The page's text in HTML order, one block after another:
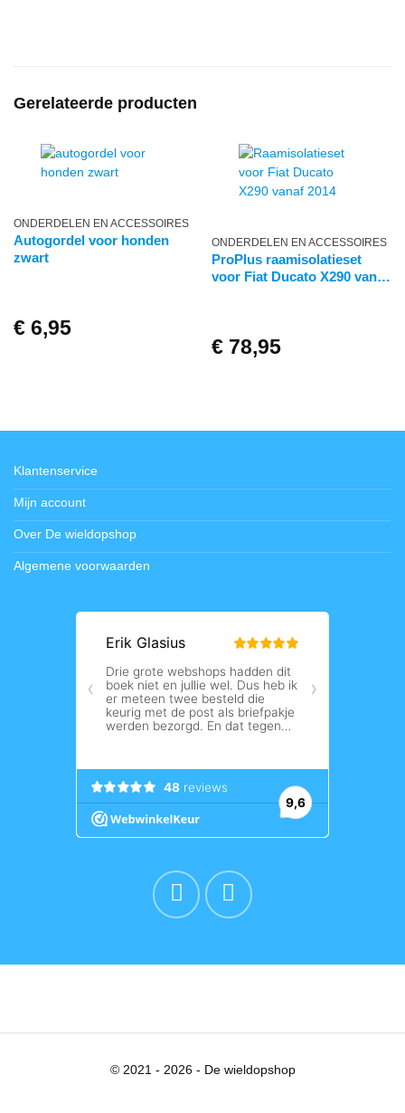
Gerelateerde producten
ONDERDELEN EN ACCESSOIRES
Autogordel voor honden
zwart
€6,95
ONDERDELEN EN ACCESSOIRES
ProPlus raamisolatieset
voor Fiat Ducato X290 vanaf
€78,95
Klantenservice
Mijn account
Over De wieldopshop
Algemene voorwaarden
© 2021 - 2026 - De wieldopshop